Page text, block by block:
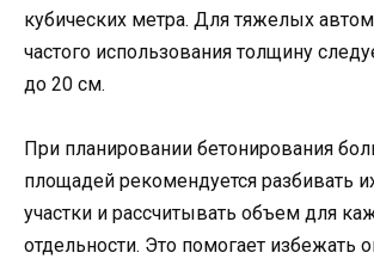
кубических метра. Для тяжелых
частого использования толщину
до 20 см.
При планировании бетонирования
площадей рекомендуется разбивать
участки и рассчитывать объем для
отдельности. Это помогает избежать